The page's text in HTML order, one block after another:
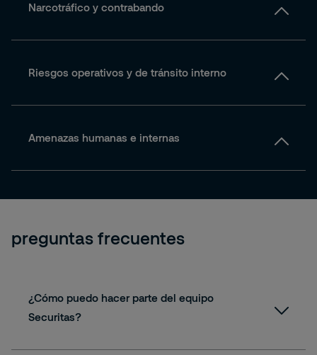
Narcotráfico y contrabando
Riesgos operativos y de tránsito interno
Amenazas humanas e internas
preguntas frecuentes
¿Cómo puedo hacer parte del equipo
Securitas?
oportunidadeslaborales@securitas.com.co